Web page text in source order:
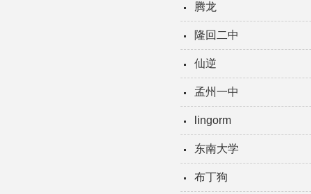
腾龙
隆回二中
仙逆
孟州一中
lingorm
东南大学
布丁狗